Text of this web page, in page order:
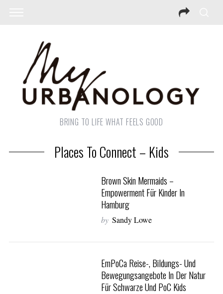
BRING TO LIFE WHAT FEELS GOOD
Places To Connect – Kids
Brown Skin Mermaids –
Empowerment Für Kinder In
Hamburg
by Sandy Lowe
EmPoCa Reise-, Bildungs- Und
Bewegungsangebote In Der Natur
Für Schwarze Und PoC Kids